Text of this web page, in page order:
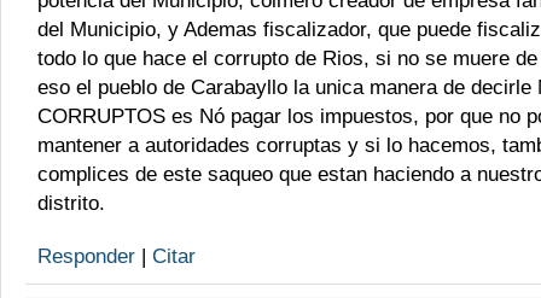
del Municipio, y Ademas fiscalizador, que puede
todo lo que hace el corrupto de Rios, si no se muere
eso el pueblo de Carabayllo la unica manera de decirle
CORRUPTOS es Nó pagar los impuestos, por que no
mantener a autoridades corruptas y si lo hacemos,
complices de este saqueo que estan haciendo a
distrito.
Responder | Citar